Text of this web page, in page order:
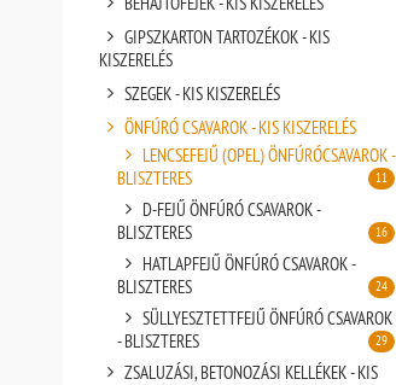
GIPSZKARTON TARTOZÉKOK - KIS
KISZERELÉS
SZEGEK - KIS KISZERELÉS
ÖNFÚRÓ CSAVAROK - KIS KISZERELÉS
LENCSEFEJŰ (OPEL) ÖNFÚRÓCSAVAROK -
BLISZTERES
11
D-FEJŰ ÖNFÚRÓ CSAVAROK -
BLISZTERES
16
HATLAPFEJŰ ÖNFÚRÓ CSAVAROK -
BLISZTERES
24
SÜLLYESZTETTFEJŰ ÖNFÚRÓ CSAVAROK
- BLISZTERES
29
ZSALUZÁSI, BETONOZÁSI KELLÉKEK - KIS